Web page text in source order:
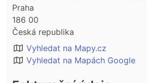
Praha
186 00
Česká republika
Vyhledat na Mapy.cz
Vyhledat na Mapách Google